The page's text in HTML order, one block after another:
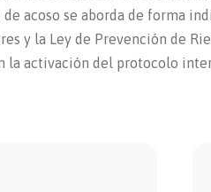
acoso se aborda de forma
y la Ley de Prevención de
la activación del protocolo